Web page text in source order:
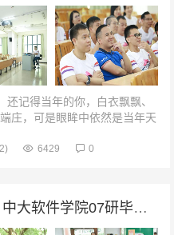
记得当年的你，白衣飘飘、
庄，可是眼眸中依然是当年天
6429 0
遇见中大，恰好你们也在 | 中大软件学院07研毕业10周年聚会